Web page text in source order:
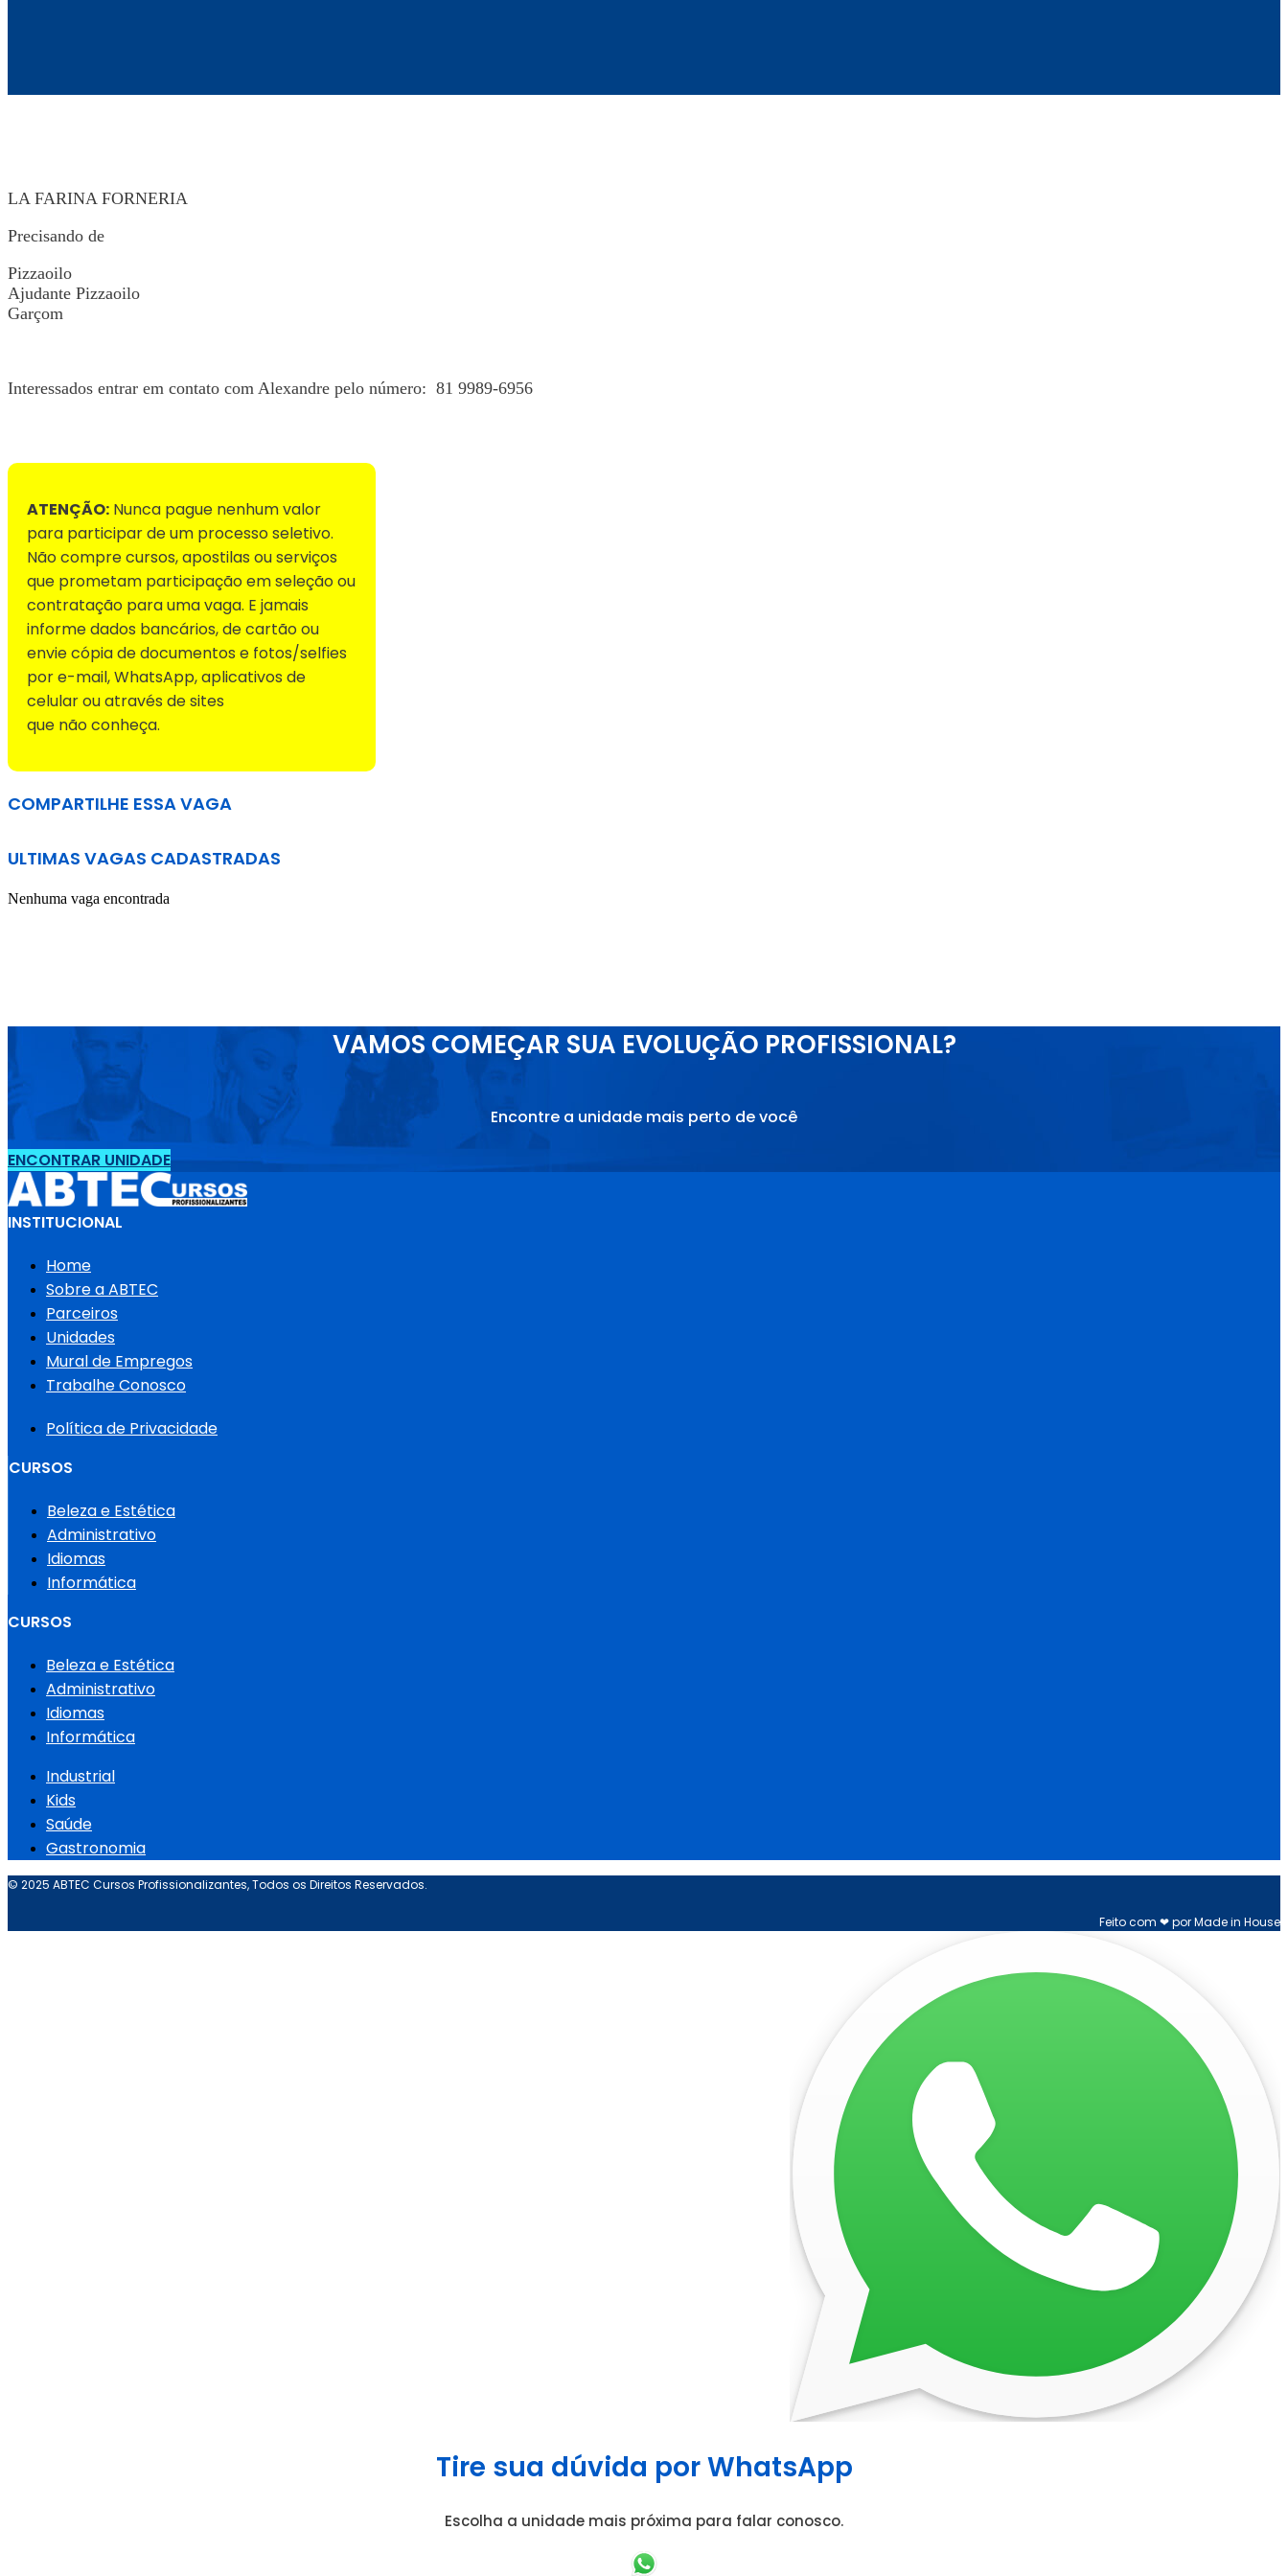
LA FARINA FORNERIA
Precisando de
Pizzaoilo
Ajudante Pizzaoilo
Garçom
Interessados entrar em contato com Alexandre pelo número: 81 9989-6956
ATENÇÃO: Nunca pague nenhum valor
para participar de um processo seletivo.
Não compre cursos, apostilas ou serviços
que prometam participação em seleção ou
contratação para uma vaga. E jamais
informe dados bancários, de cartão ou
envie cópia de documentos e fotos/selfies
por e-mail, WhatsApp, aplicativos de
celular ou através de sites
que não conheça.
COMPARTILHE ESSA VAGA
ULTIMAS VAGAS CADASTRADAS
Nenhuma vaga encontrada
VAMOS COMEÇAR SUA EVOLUÇÃO PROFISSIONAL?
Encontre a unidade mais perto de você
ENCONTRAR UNIDADE
INSTITUCIONAL
Home
Sobre a ABTEC
Parceiros
Unidades
Mural de Empregos
Trabalhe Conosco
Política de Privacidade
CURSOS
Beleza e Estética
Administrativo
Idiomas
Informática
CURSOS
Beleza e Estética
Administrativo
Idiomas
Informática
Industrial
Kids
Saúde
Gastronomia
© 2025 ABTEC Cursos Profissionalizantes, Todos os Direitos Reservados.
Feito com ❤ por Made in House
Tire sua dúvida por WhatsApp
Escolha a unidade mais próxima para falar conosco.